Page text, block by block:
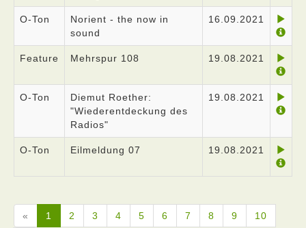
O-Ton
Norient - the now in
sound
16.09.2021
Feature Mehrspur 108 19.08.2021
O-Ton
Diemut Roether:
"Wiederentdeckung des
Radios"
19.08.2021
O-Ton Eilmeldung 07 19.08.2021
« 1 2 3 4 5 6 7 8 9 10